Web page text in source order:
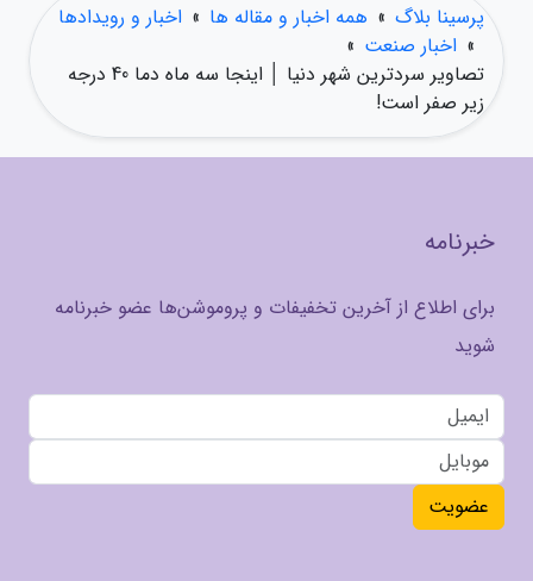
پرسینا بلاگ » همه اخبار و مقاله ها » اخبار و رویدادها
» اخبار صنعت »
تصاویر سردترین شهر دنیا │ اینجا سه ماه دما 40 درجه
زیر صفر است!
خبرنامه
برای اطلاع از آخرین تخفیفات و پروموشن‌ها عضو خبرنامه
شوید
عضویت